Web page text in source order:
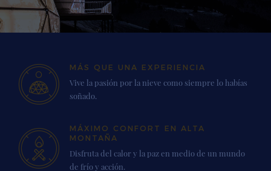
MÁS QUE UNA EXPERIENCIA
Vive la pasión por la nieve como siempre lo habías
soñado.
MÁXIMO CONFORT EN ALTA
MONTAÑA
Disfruta del calor y la paz en medio de un mundo
de frío y acción.